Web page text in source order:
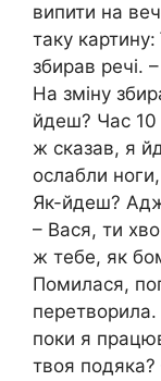
випити на
таку картину:
збирав речі.
На зміну
йдеш? Час 10
ж сказав, я
ослабли
Як-йдеш?
– Вася, ти
ж тебе, як
Помилася,
поки я
твоя подяка?